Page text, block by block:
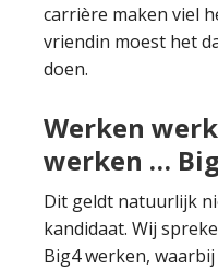
carrière maken viel
vriendin moest het
doen.
Werken
werken …
Dit geldt natuurlijk
kandidaat. Wij
Big4 werken,